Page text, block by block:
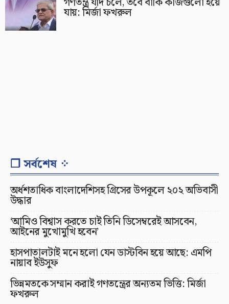
যায়: মির্জা ফখরুল
❐ সর্বশেষ ⁘
অর্ধশতাধিক বাংলাদেশিসহ গ্রিসের উপকূলে ২০২ অভিবাসী
উদ্ধার
‘আমিও বিশ্বাস করতে চাই তিনি ডিসেম্বরেই আসবেন,
আইনের মুখোমুখি হবেন’
হাসপাতালটাই মনে হলো যেন ডাস্টবিন হয়ে আছে: এমপি
নায়াব ইউসুফ
ভিন্নমতকে সম্মান করাই গণতন্ত্রের অন্যতম ভিত্তি: মির্জা
ফখরুল